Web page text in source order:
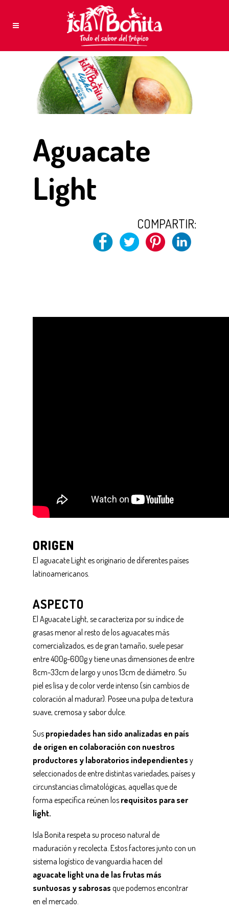
Aguacate
Light
COMPARTIR:
ORIGEN
El aguacate Light es originario de diferentes países
latinoamericanos.
ASPECTO
El Aguacate Light, se caracteriza por su índice de
grasas menor al resto de los aguacates más
comercializados, es de gran tamaño, suele pesar
entre 400g-600g y tiene unas dimensiones de entre
8cm-33cm de largo y unos 13cm de diámetro. Su
piel es lisa y de color verde intenso (sin cambios de
coloración al madurar). Posee una pulpa de textura
suave, cremosa y sabor dulce.
Sus propiedades han sido analizadas en país
de origen en colaboración con nuestros
productores y laboratorios independientes y
seleccionados de entre distintas variedades, países y
circunstancias climatológicas, aquellas que de
forma específica reúnen los requisitos para ser
light.
Isla Bonita respeta su proceso natural de
maduración y recolecta. Estos factores junto con un
sistema logístico de vanguardia hacen del
aguacate light una de las frutas más
suntuosas y sabrosas que podemos encontrar
en el mercado.